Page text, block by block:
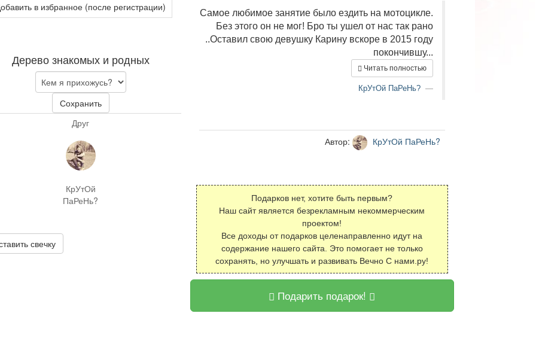
в избранное (после регистрации)
Дерево знакомых и родных
Сохранить
Друг
КрУтОй
ПаРеНь?
свечку
Самое любимое занятие было ездить на мотоцикле.
Без этого он не мог! Бро ты ушел от нас так рано
..Оставил свою девушку Карину вскоре в 2015 году
покончившу...
Читать полностью
КрУтОй ПаРеНь?
Автор: КрУтОй ПаРеНь?
Подарков нет, хотите быть первым?
Наш сайт является безрекламным некоммерческим
проектом!
Все доходы от подарков целенаправленно идут на
содержание нашего сайта. Это помогает не только
сохранять, но улучшать и развивать Вечно С нами.ру!
Подарить подарок!